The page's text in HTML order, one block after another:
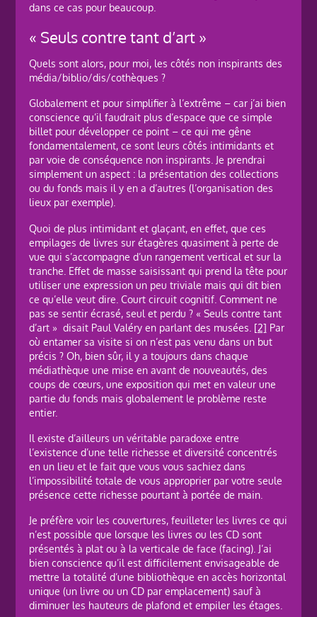
dans ce cas pour beaucoup.
« Seuls contre tant d’art »
Quels sont alors, pour moi, les côtés non inspirants des
média/biblio/dis/cothèques ?
Globalement et pour simplifier à l’extrême – car j’ai bien
conscience qu’il faudrait plus d’espace que ce simple
billet pour développer ce point – ce qui me gêne
fondamentalement, ce sont leurs côtés intimidants et
par voie de conséquence non inspirants. Je prendrai
simplement un aspect : la présentation des collections
ou du fonds mais il y en a d’autres (l’organisation des
lieux par exemple).
Quoi de plus intimidant et glaçant, en effet, que ces
empilages de livres sur étagères quasiment à perte de
vue qui s’accompagne d’un rangement vertical et sur la
tranche. Effet de masse saisissant qui prend la tête pour
utiliser une expression un peu triviale mais qui dit bien
ce qu’elle veut dire. Court circuit cognitif. Comment ne
pas se sentir écrasé, seul et perdu ? « Seuls contre tant
d’art » disait Paul Valéry en parlant des musées. [2] Par
où entamer sa visite si on n’est pas venu dans un but
précis ? Oh, bien sûr, il y a toujours dans chaque
médiathèque une mise en avant de nouveautés, des
coups de cœurs, une exposition qui met en valeur une
partie du fonds mais globalement le problème reste
entier.
Il existe d’ailleurs un véritable paradoxe entre
l’existence d’une telle richesse et diversité concentrés
en un lieu et le fait que vous vous sachiez dans
l’impossibilité totale de vous approprier par votre seule
présence cette richesse pourtant à portée de main.
Je préfère voir les couvertures, feuilleter les livres ce qui
n’est possible que lorsque les livres ou les CD sont
présentés à plat ou à la verticale de face (facing). J’ai
bien conscience qu’il est difficilement envisageable de
mettre la totalité d’une bibliothèque en accès horizontal
unique (un livre ou un CD par emplacement) sauf à
diminuer les hauteurs de plafond et empiler les étages.